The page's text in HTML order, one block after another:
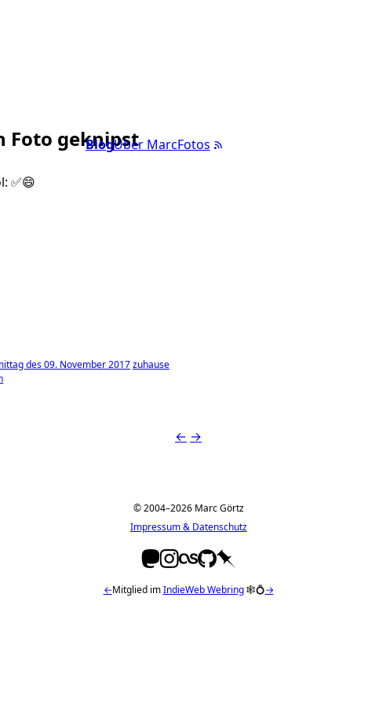
BlogÜber MarcFotos
Foto geknipst
✅😄
des 09. November 2017zuhause
← →
© 2004–2026 Marc Görtz
Impressum & Datenschutz
←Mitglied imIndieWeb Webring🕸💍→